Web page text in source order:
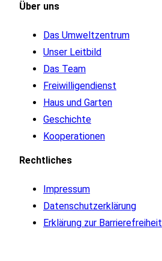
Über uns
Das Umweltzentrum
Unser Leitbild
Das Team
Freiwilligendienst
Haus und Garten
Geschichte
Kooperationen
Rechtliches
Impressum
Datenschutzerklärung
Erklärung zur Barrierefreiheit